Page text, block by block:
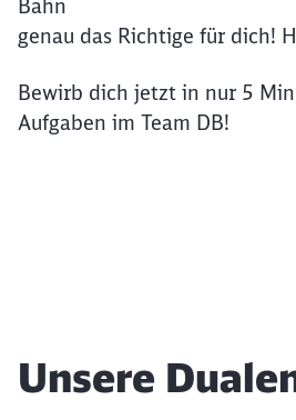
Bahn
genau das Richtige für dich!
Bewirb dich jetzt in nur 5
Aufgaben im Team DB!
Unsere